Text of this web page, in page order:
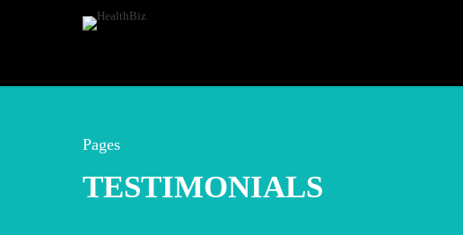
Pages
TESTIMONIALS